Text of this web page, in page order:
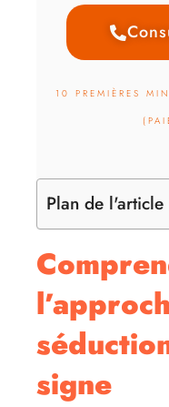
10 PREMIÈRES
Plan de l'article
signe